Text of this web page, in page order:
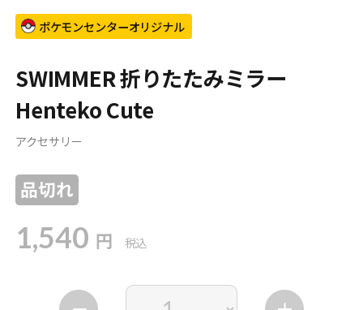
ポケモンセンターオリジナル
SWIMMER 折りたたみミラー
Henteko Cute
アクセサリー
品切れ
1,540 円 税込